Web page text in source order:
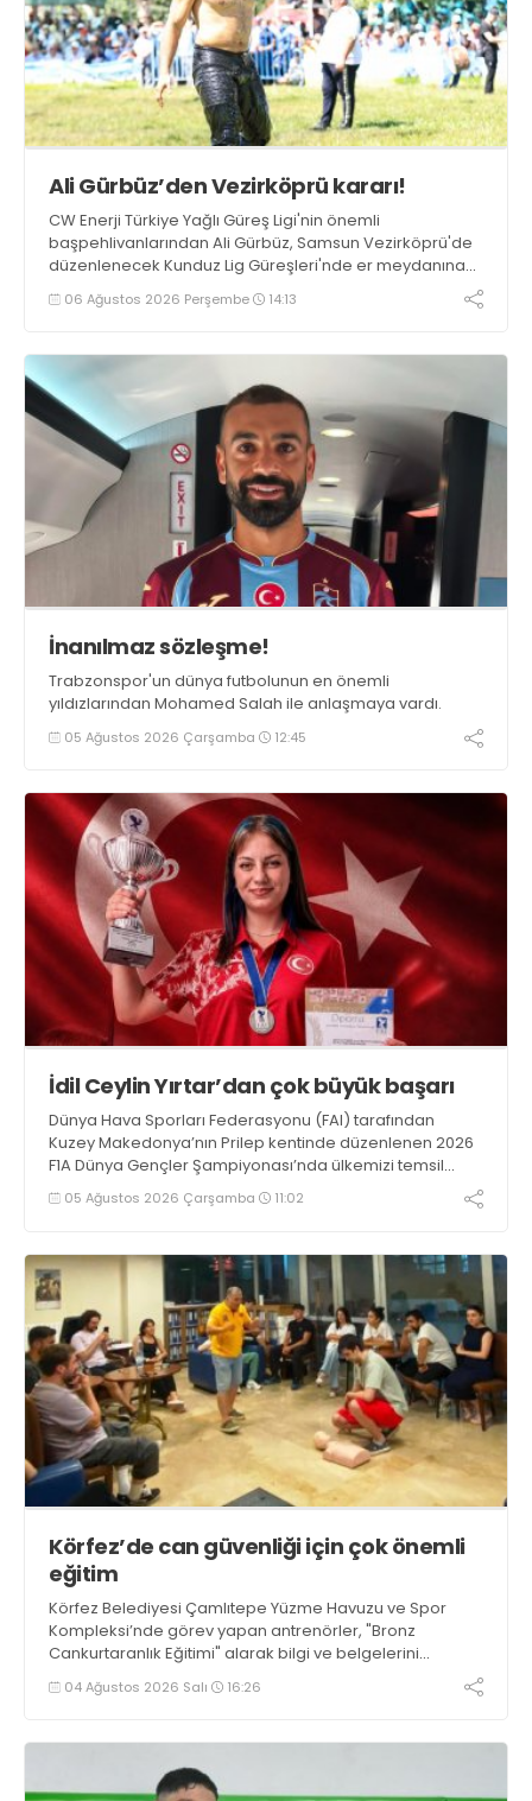
Ali Gürbüz’den Vezirköprü kararı!
CW Enerji Türkiye Yağlı Güreş Ligi'nin önemli
başpehlivanlarından Ali Gürbüz, Samsun Vezirköprü'de
düzenlenecek Kunduz Lig Güreşleri'nde er meydanına
çıkmayacak.
06 Ağustos 2026 Perşembe 14:13
İnanılmaz sözleşme!
Trabzonspor'un dünya futbolunun en önemli
yıldızlarından Mohamed Salah ile anlaşmaya vardı.
05 Ağustos 2026 Çarşamba 12:45
İdil Ceylin Yırtar’dan çok büyük başarı
Dünya Hava Sporları Federasyonu (FAI) tarafından
Kuzey Makedonya’nın Prilep kentinde düzenlenen 2026
F1A Dünya Gençler Şampiyonası’nda ülkemizi temsil
eden millî sporcumuz İdil Ceylin YIRTAR, büyük bir
başarıya imza atarak Dünya ikincisi oldu.
05 Ağustos 2026 Çarşamba 11:02
Körfez’de can güvenliği için çok önemli
eğitim
Körfez Belediyesi Çamlıtepe Yüzme Havuzu ve Spor
Kompleksi’nde görev yapan antrenörler, "Bronz
Cankurtaranlık Eğitimi" alarak bilgi ve belgelerini
tazelediler.
04 Ağustos 2026 Salı 16:26